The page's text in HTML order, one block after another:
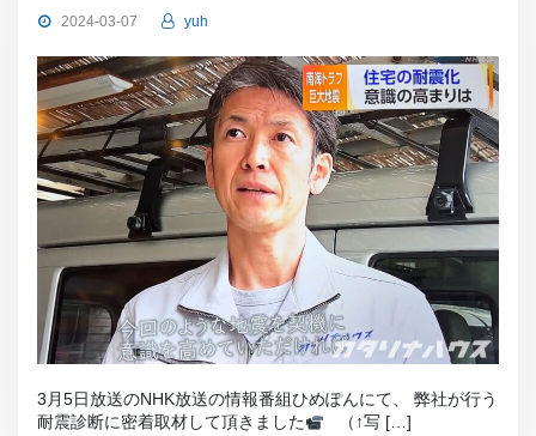
2024-03-07 yuh
3月5日放送のNHK放送の情報番組ひめぽんにて、 弊社が行う
耐震診断に密着取材して頂きました
（↑写 […]